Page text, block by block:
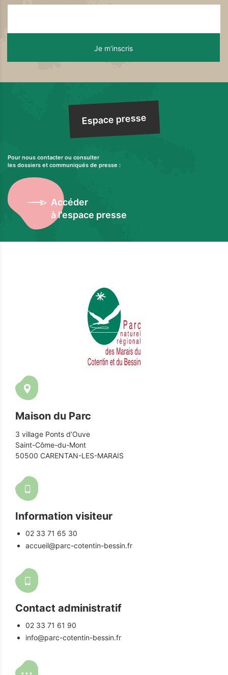
Espace presse
Pour nous contacter ou consulter
les dossiers et communiqués de presse :
Accéder
à l’espace presse
Maison du Parc
3 village Ponts d’Ouve
Saint-Côme-du-Mont
50500 CARENTAN-LES-MARAIS
Information visiteur
02 33 71 65 30
accueil@parc-cotentin-bessin.fr
Contact administratif
02 33 71 61 90
info@parc-cotentin-bessin.fr